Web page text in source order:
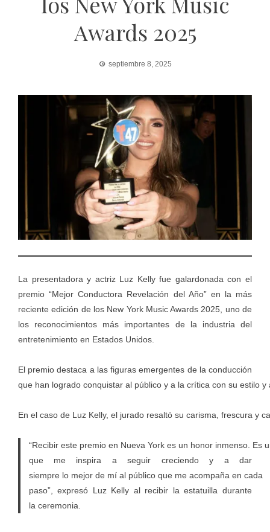
Awards 2025
septiembre 8, 2025
La presentadora y actriz Luz Kelly fue galardonada con el
premio “Mejor Conductora Revelación del Año” en la más
reciente edición de los New York Music Awards 2025, uno de
los reconocimientos más importantes de la industria del
entretenimiento en Estados Unidos.
El premio destaca a las figuras emergentes de la conducción
que han logrado conquistar al público y a la crítica con su estilo y
En el caso de Luz Kelly, el jurado resaltó su carisma, frescura y
“Recibir este premio en Nueva York es un honor inmenso. Es
que me inspira a seguir creciendo y a dar
siempre lo mejor de mí al público que me acompaña en cada
paso”, expresó Luz Kelly al recibir la estatuilla durante
la ceremonia.